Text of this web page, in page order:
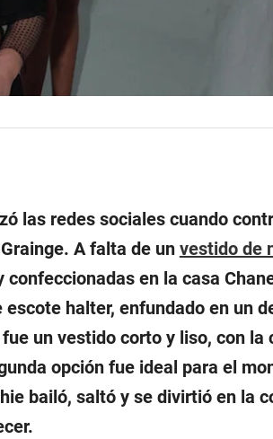
las redes sociales cuando
A falta de un vestido de
en la casa
escote halter, enfundado en un
un vestido corto y liso, con la
opción fue ideal para el
bailó, saltó y se divirtió en la